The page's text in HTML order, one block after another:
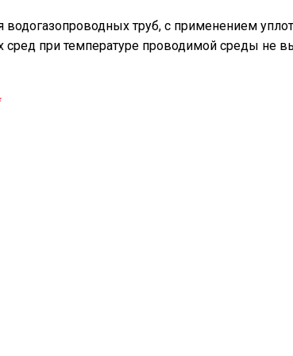
труб, с применением
сред при температуре проводимой среды не